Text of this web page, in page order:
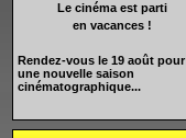
Le cinéma est parti
en vacances !
Rendez-vous le 19 août pour
une nouvelle saison
cinématographique...